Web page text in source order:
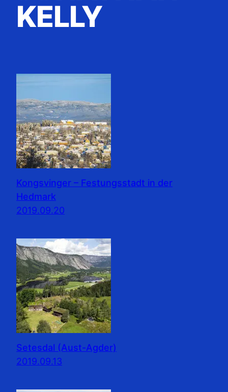
KELLY
Kongsvinger – Festungsstadt in der
Hedmark
2019.09.20
Setesdal (Aust-Agder)
2019.09.13